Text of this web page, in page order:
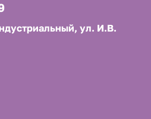
ул. И.В.